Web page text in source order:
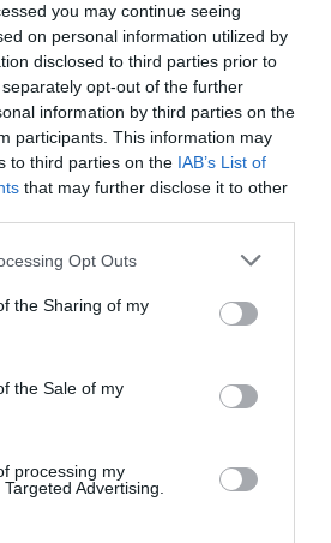
you may continue seeing
on personal information utilized by
disclosed to third parties prior to
opt-out of the further
information by third parties on the
participants. This information may
to third parties on the IAB’s List of
that may further disclose it to other
Opt Outs
the Sharing of my
the Sale of my
processing my
Advertising.
è necessario lavorare
l’emersione del fenomeno,
carico e l’assistenza. E’
coordinamento tra tutti i
forze dell’ordine, i servizi
va inoltre dedicata alla
di origine per contrastare le
i traffici e mettere
vittime circa i rischi cui